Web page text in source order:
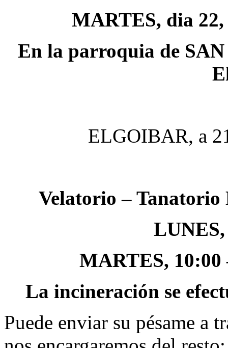
MARTES, dia
En la parroquia de
ELGOIBAR, a
Velatorio –
MARTES, 10:00
La incineración se
Puede enviar su pésame a